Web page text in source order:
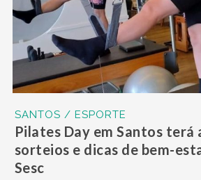
SANTOS / ESPORTE
Pilates Day em Santos
sorteios e dicas de bem-
Sesc